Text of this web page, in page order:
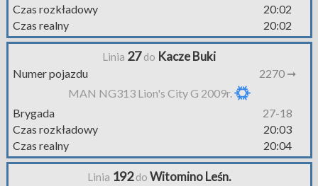
Czas rozkładowy
20:02
Czas realny
20:02
Linia 27do Kacze Buki
Numer pojazdu
2270 ➞
MAN NG313 Lion's City G 2009r.
Brygada
27-18
Czas rozkładowy
20:03
Czas realny
20:04
Linia 192do Witomino Leśn.